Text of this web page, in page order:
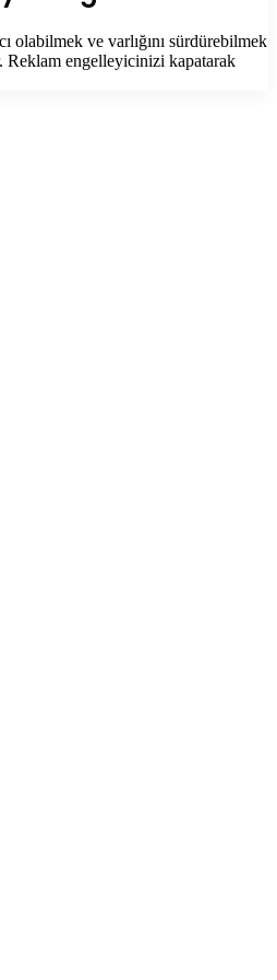
olabilmek ve varlığını sürdürebilmek
Reklam engelleyicinizi kapatarak